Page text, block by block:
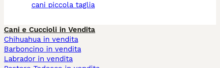
cani piccola taglia
Cani e Cuccioli in Vendita
Chihuahua in vendita
Barboncino in vendita
Labrador in vendita